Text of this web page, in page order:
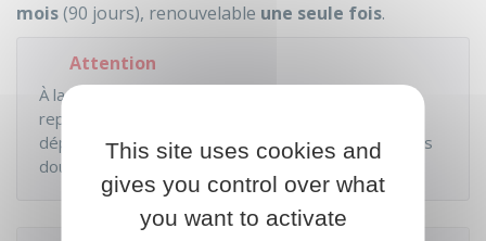
mois(90 jours), renouvelable une seule fois.
Attention
À la sortie du territoire tunisien, il est impératif de
repartir avec le véhicule et de s'assurer que son
départ est correctement enregistré par les services
douaniers pour éviter tout problème ultérieur.
This site uses cookies and
gives you control over what
you want to activate